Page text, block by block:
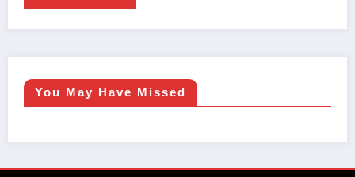
You May Have Missed